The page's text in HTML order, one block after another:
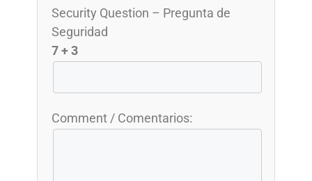
Security Question – Pregunta de
Seguridad
7 + 3
Comment / Comentarios: